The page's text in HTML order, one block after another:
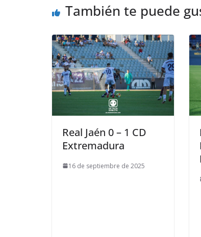
También te puede
Real Jaén 0 – 1 CD
Extremadura
16 de septiembre de 2025